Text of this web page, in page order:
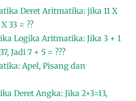
Deret Aritmatika: jika 11 X
33 = ??
Logika Aritmatika: Jika 3 + 1
Jadi 7 + 5 = ???
Apel, Pisang dan
Deret Angka: Jika 2+3=13,